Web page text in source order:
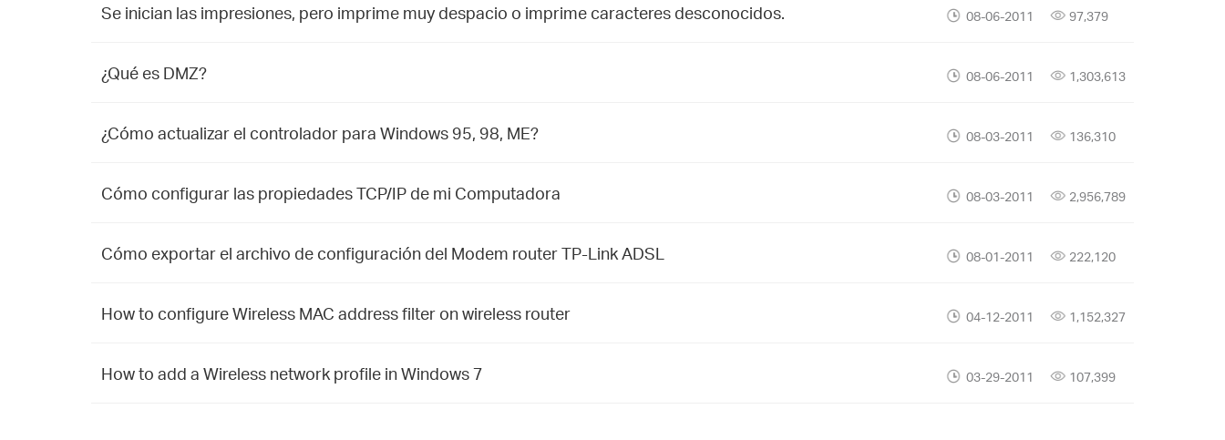
Se inician las impresiones, pero imprime muy despacio o imprime caracteres desconocidos. 08-06-2011 97,379
¿Qué es DMZ? 08-06-2011 1,303,613
¿Cómo actualizar el controlador para Windows 95, 98, ME? 08-03-2011 136,310
Cómo configurar las propiedades TCP/IP de mi Computadora 08-03-2011 2,956,789
Cómo exportar el archivo de configuración del Modem router TP-Link ADSL 08-01-2011 222,120
How to configure Wireless MAC address filter on wireless router 04-12-2011 1,152,327
How to add a Wireless network profile in Windows 7 03-29-2011 107,399